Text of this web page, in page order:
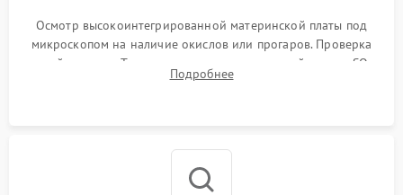
Осмотр высокоинтегрированной материнской платы под
микроскопом на наличие окислов или прогаров. Проверка
цепей питания. Тестирование съемных модулей памяти SO-
DIMM и накопителей M.2 на стенде для выявления сбоев.
Подробнее